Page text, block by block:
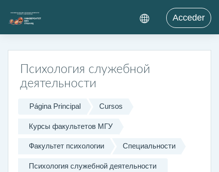
Acceder
Психология служебной
деятельности
Página Principal Cursos
Курсы факультетов МГУ
Факультет психологии Специальности
Психология служебной деятельности